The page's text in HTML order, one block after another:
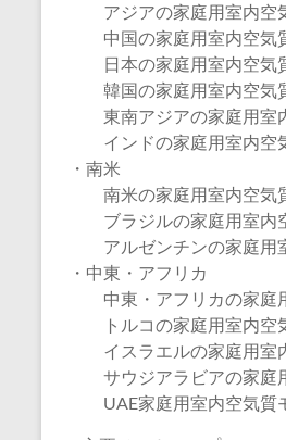
アジアの家庭用室内空
中国の家庭用室内空気
日本の家庭用室内空気
韓国の家庭用室内空気
東南アジアの家庭用室
インドの家庭用室内空
・南米
南米の家庭用室内空気
ブラジルの家庭用室内
アルゼンチンの家庭用
・中東・アフリカ
中東・アフリカの家庭
トルコの家庭用室内空
イスラエルの家庭用室
サウジアラビアの家庭
UAE家庭用室内空気質